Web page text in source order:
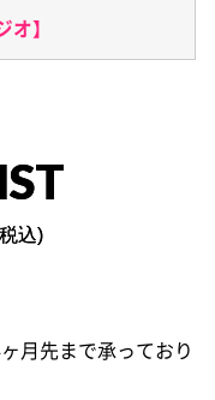
オ】
込)
月先まで承っており